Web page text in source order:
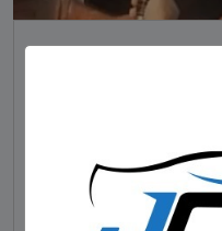
em bar morre em
STAFF - OBV